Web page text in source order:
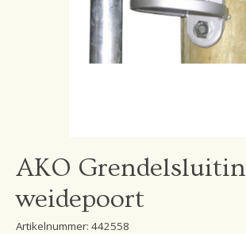
AKO
weidepoort
Artikelnummer: 442558